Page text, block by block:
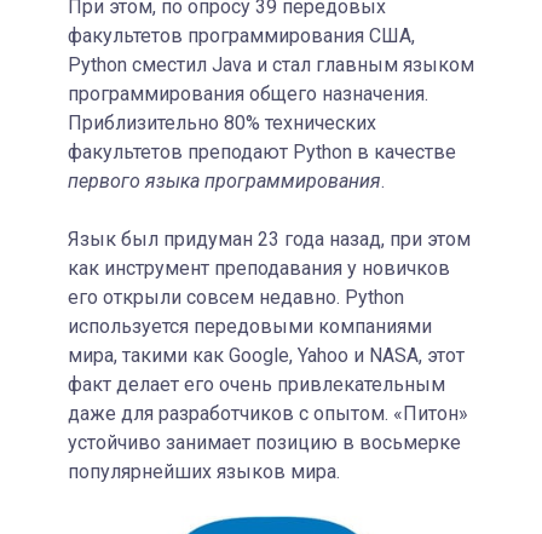
При этом, по опросу 39 передовых
факультетов программирования США,
Python сместил Java и стал главным языком
программирования общего назначения.
Приблизительно 80% технических
факультетов преподают Python в качестве
первого языка программирования.
Язык был придуман 23 года назад, при этом
как инструмент преподавания у новичков
его открыли совсем недавно. Python
используется передовыми компаниями
мира, такими как Google, Yahoo и NASA, этот
факт делает его очень привлекательным
даже для разработчиков с опытом. «Питон»
устойчиво занимает позицию в восьмерке
популярнейших языков мира.